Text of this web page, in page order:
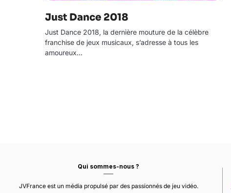
Just Dance 2018
Just Dance 2018, la dernière mouture de la célèbre
franchise de jeux musicaux, s’adresse à tous les
amoureux…
Qui sommes-nous ?
JVFrance est un média propulsé par des passionnés de jeu vidéo.